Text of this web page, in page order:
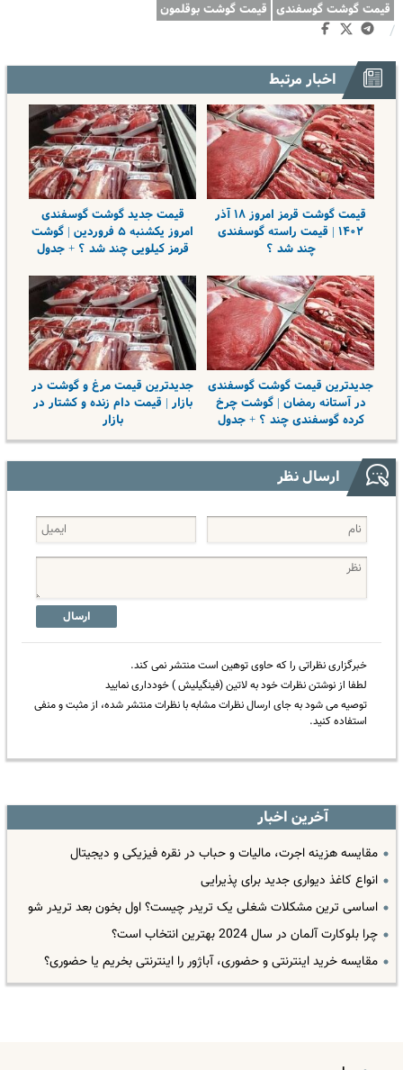
قیمت گوشت گوسفندی قیمت گوشت بوقلمون
/
اخبار مرتبط
قیمت گوشت قرمز امروز ۱۸ آذر
۱۴۰۲ | قیمت راسته گوسفندی
چند شد ؟
قیمت جدید گوشت گوسفندی
امروز یکشنبه ۵ فروردین | گوشت
قرمز کیلویی چند شد ؟ + جدول
جدیدترین قیمت گوشت گوسفندی
در آستانه رمضان | گوشت چرخ
کرده گوسفندی چند ؟ + جدول
جدیدترین قیمت مرغ و گوشت در
بازار | قیمت دام زنده و کشتار در
بازار
ارسال نظر
ارسال
خبرگزاری نظراتی را که حاوی توهین است منتشر نمی کند.
لطفا از نوشتن نظرات خود به لاتین (فینگیلیش ) خودداری نمایید
توصیه می شود به جای ارسال نظرات مشابه با نظرات منتشر شده، از مثبت و منفی
استفاده کنید.
آخرین اخبار
مقایسه هزینه اجرت، مالیات و حباب در نقره فیزیکی و دیجیتال
انواع کاغذ دیواری جدید برای پذیرایی
اساسی ترین مشکلات شغلی یک تریدر چیست؟ اول بخون بعد تریدر شو
چرا بلوکارت آلمان در سال 2024 بهترین انتخاب است؟
مقایسه خرید اینترنتی و حضوری، آباژور را اینترنتی بخریم یا حضوری؟